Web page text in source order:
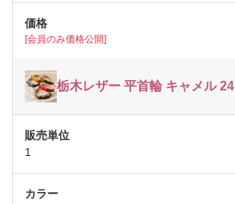
[会員のみ価格公開]
栃木レザー 平首輪 キャメル 24
1